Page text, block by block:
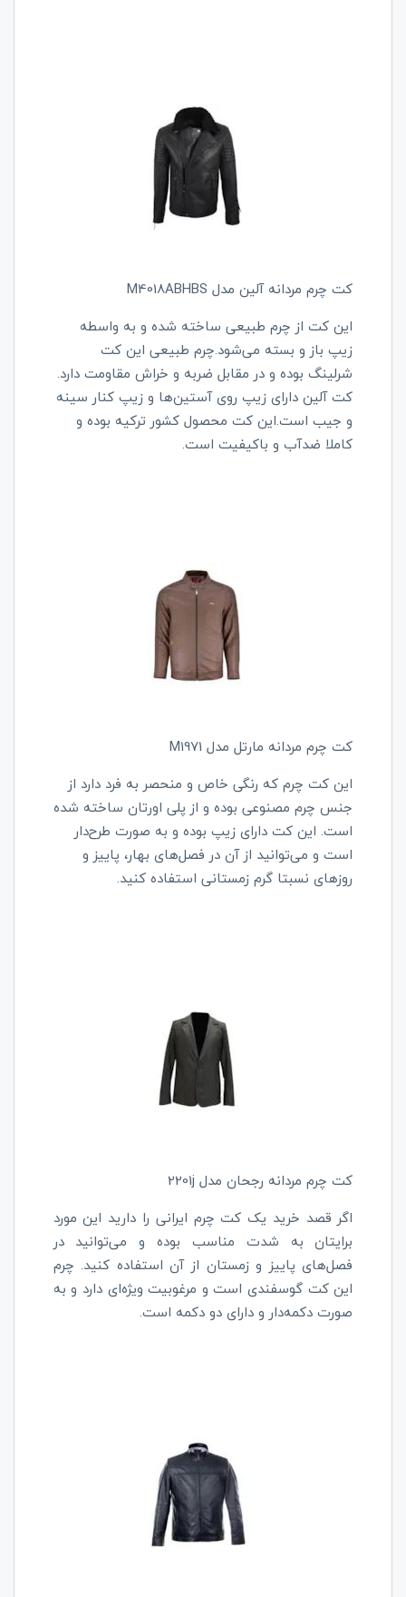
کت چرم مردانه آلین مدل M4018ABHBS
این کت از چرم طبیعی ساخته شده و به واسطه
زیپ باز و بسته می‌شود.چرم طبیعی این کت
شرلینگ بوده و در مقابل ضربه و خراش مقاومت دارد.
کت آلین دارای زیپ روی آستین‌ها و زیپ کنار سینه
و جیب است.این کت محصول کشور ترکیه بوده و
کاملا ضدآب و باکیفیت است.
کت چرم مردانه مارتل مدل M1971
این کت چرم که رنگی خاص و منحصر به فرد دارد از
جنس چرم مصنوعی بوده و از پلی اورتان ساخته شده
است. این کت دارای زیپ بوده و به صورت طرح‌دار
است و می‌توانید از آن در فصل‌های بهار، پاییز و
روزهای نسبتا گرم زمستانی استفاده کنید.
کت چرم مردانه رجحان مدل 2201j
اگر قصد خرید یک کت چرم ایرانی را دارید این مورد
برایتان به شدت مناسب بوده و می‌توانید در
فصل‌های پاییز و زمستان از آن استفاده کنید. چرم
این کت گوسفندی است و مرغوبیت ویژه‌ای دارد و به
صورت دکمه‌دار و دارای دو دکمه است.